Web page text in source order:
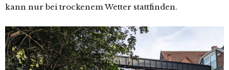
kann nur bei tro­cke­nem Wetter stattfinden.